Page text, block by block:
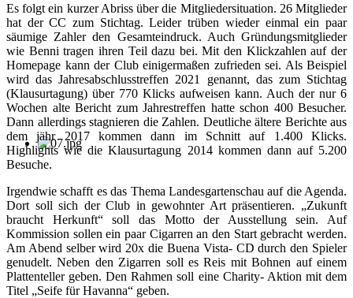
Es folgt ein kurzer Abriss über die Mitgliedersituation. 26 Mitglieder
hat der CC zum Stichtag. Leider trüben wieder einmal ein paar
säumige Zahler den Gesamteindruck. Auch Gründungsmitglieder
wie Benni tragen ihren Teil dazu bei. Mit den Klickzahlen auf der
Homepage kann der Club einigermaßen zufrieden sei. Als Beispiel
wird das Jahresabschlusstreffen 2021 genannt, das zum Stichtag
(Klausurtagung) über 770 Klicks aufweisen kann. Auch der nur 6
Wochen alte Bericht zum Jahrestreffen hatte schon 400 Besucher.
Dann allerdings stagnieren die Zahlen. Deutliche ältere Berichte aus
dem jähr 2017 kommen dann im Schnitt auf 1.400 Klicks.
Highlights wie die Klausurtagung 2014 kommen dann auf 5.200
Besuche.
Irgendwie schafft es das Thema Landesgartenschau auf die Agenda.
Dort soll sich der Club in gewohnter Art präsentieren. „Zukunft
braucht Herkunft“ soll das Motto der Ausstellung sein. Auf
Kommission sollen ein paar Cigarren an den Start gebracht werden.
Am Abend selber wird 20x die Buena Vista- CD durch den Spieler
genudelt. Neben den Zigarren soll es Reis mit Bohnen auf einem
Plattenteller geben. Den Rahmen soll eine Charity- Aktion mit dem
Titel „Seife für Havanna“ geben.